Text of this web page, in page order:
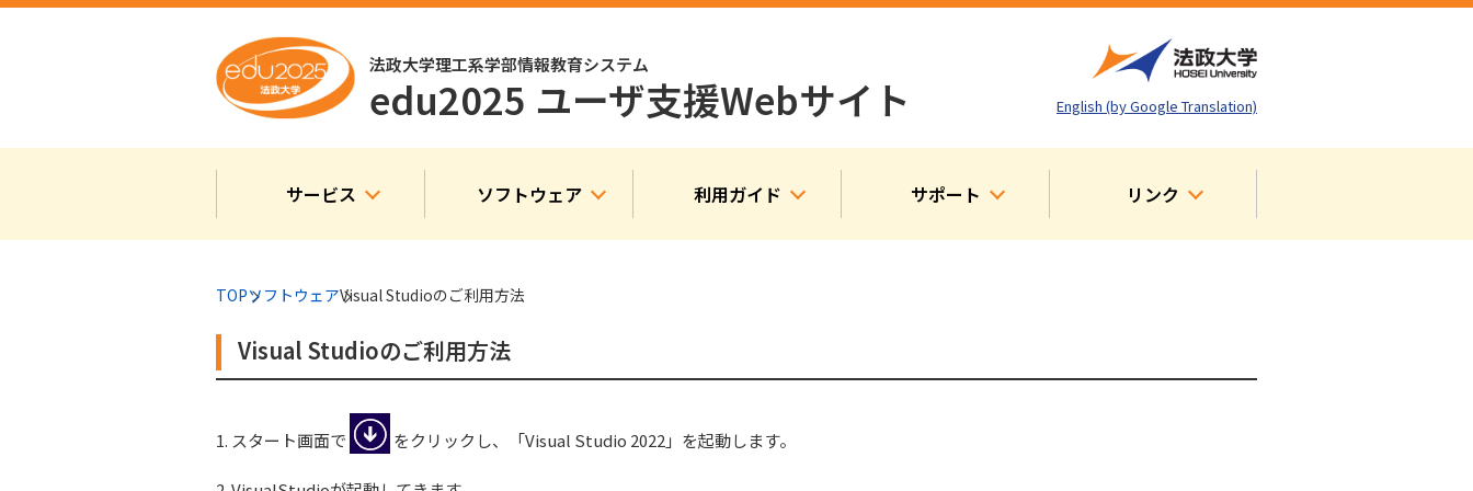
法政大学理工系学部情報教育システム
edu2025 ユーザ支援Webサイト English (by Google Translation)
サービス ソフトウェア 利用ガイド サポート リンク
TOPソフトウェアVisual Studioのご利用方法
Visual Studioのご利用方法
1. スタート画面で をクリックし、「Visual Studio 2022」を起動します。